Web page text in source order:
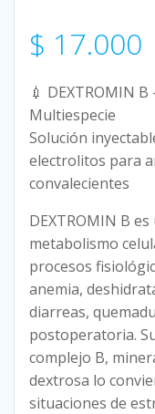
$ 17.000
💉 DEXTROMIN
Multiespecie
Solución
electrolitos para
convalecientes
DEXTROMIN B
metabolismo
procesos
anemia,
diarreas,
postoperatoria.
complejo B,
dextrosa lo
situaciones de